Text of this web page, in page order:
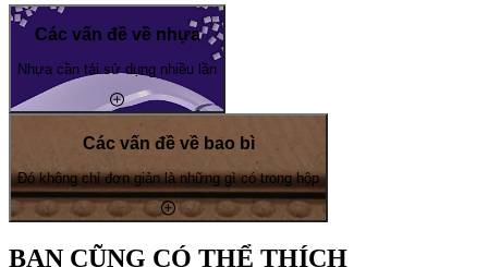
Các vấn đề về nhựa
Nhựa cần tái sử dụng nhiều lần
Các vấn đề về bao bì
Đó không chỉ đơn giản là những gì có trong hộp
BẠN CŨNG CÓ THỂ THÍCH